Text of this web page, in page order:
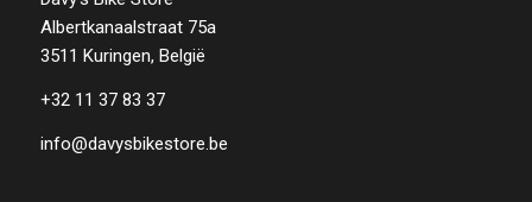
Albertkanaalstraat 75a
3511 Kuringen, België
+32 11 37 83 37
info@davysbikestore.be